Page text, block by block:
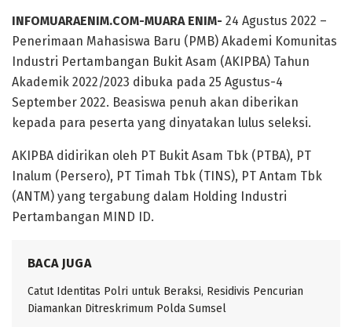
INFOMUARAENIM.COM-MUARA ENIM- 24 Agustus 2022 –
Penerimaan Mahasiswa Baru (PMB) Akademi Komunitas
Industri Pertambangan Bukit Asam (AKIPBA) Tahun
Akademik 2022/2023 dibuka pada 25 Agustus-4
September 2022. Beasiswa penuh akan diberikan
kepada para peserta yang dinyatakan lulus seleksi.
AKIPBA didirikan oleh PT Bukit Asam Tbk (PTBA), PT
Inalum (Persero), PT Timah Tbk (TINS), PT Antam Tbk
(ANTM) yang tergabung dalam Holding Industri
Pertambangan MIND ID.
BACA JUGA
Catut Identitas Polri untuk Beraksi, Residivis Pencurian
Diamankan Ditreskrimum Polda Sumsel